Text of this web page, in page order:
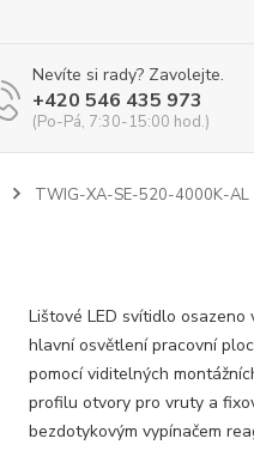
Nevíte si rady? Zavolejte.
+420 546 435 973
(Po-Pá, 7:30-15:00 hod.)
TWIG-XA-SE-520-4000K-AL
Lištové LED svítidlo osazeno
hlavní osvětlení pracovní
pomocí viditelných
profilu otvory pro vruty a
bezdotykovým vypínačem